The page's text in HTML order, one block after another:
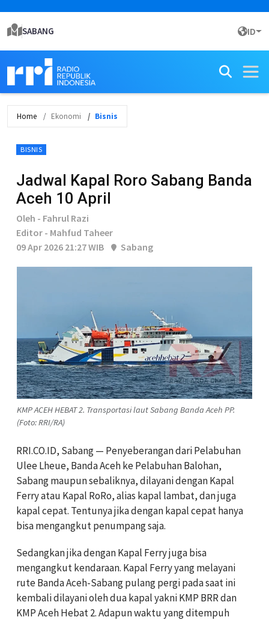
SABANG ID
Home Ekonomi Bisnis
BISNIS
Jadwal Kapal Roro Sabang Banda
Aceh 10 April
Oleh - Fahrul Razi
Editor - Mahfud Taheer
09 Apr 2026 21:27 WIB
Sabang
KMP ACEH HEBAT 2. Transportasi laut Sabang Banda Aceh PP.
(Foto: RRI/RA)
RRI.CO.ID, Sabang — Penyeberangan dari Pelabuhan
Ulee Lheue, Banda Aceh ke Pelabuhan Balohan,
Sabang maupun sebaliknya, dilayani dengan Kapal
Ferry atau Kapal RoRo, alias kapal lambat, dan juga
kapal cepat. Tentunya jika dengan kapal cepat hanya
bisa mengangkut penumpang saja.
Sedangkan jika dengan Kapal Ferry juga bisa
mengangkut kendaraan. Kapal Ferry yang melayani
rute Banda Aceh-Sabang pulang pergi pada saat ini
kembali dilayani oleh dua kapal yakni KMP BRR dan
KMP Aceh Hebat 2. Adapun waktu yang ditempuh